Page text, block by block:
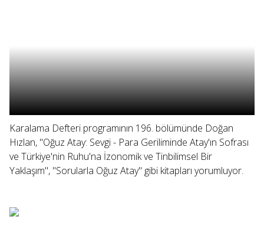
Karalama Defteri programının 196. bölümünde Doğan
Hızlan, "Oğuz Atay: Sevgi - Para Geriliminde Atay'ın Sofrası
ve Türkiye'nin Ruhu'na İzonomik ve Tinbilimsel Bir
Yaklaşım", "Sorularla Oğuz Atay" gibi kitapları yorumluyor.